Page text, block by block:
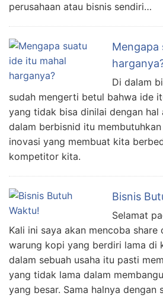
perusahaan atau bisnis sendiri…
Mengapa
Di dalam
sudah mengerti betul bahwa ide
yang tidak bisa dinilai dengan hal
dalam berbisnid itu
inovasi yang membuat kita
kompetitor kita.
Bisnis
Selamat
Kali ini saya akan mencoba share
warung kopi yang berdiri lama di
dalam sebuah usaha itu pasti
yang tidak lama dalam
yang besar. Sama halnya dengan